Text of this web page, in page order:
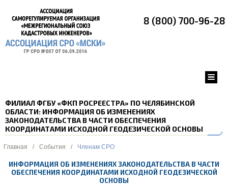
8 (800) 700-96-28
ФИЛИАЛ ФГБУ «ФКП РОСРЕЕСТРА» ПО ЧЕЛЯБИНСКОЙ
ОБЛАСТИ: ИНФОРМАЦИЯ ОБ ИЗМЕНЕНИЯХ
ЗАКОНОДАТЕЛЬСТВА В ЧАСТИ ОБЕСПЕЧЕНИЯ
КООРДИНАТАМИ ИСХОДНОЙ ГЕОДЕЗИЧЕСКОЙ ОСНОВЫ
Главная / События / Членам СРО
ИНФОРМАЦИЯ ОБ ИЗМЕНЕНИЯХ ЗАКОНОДАТЕЛЬСТВА В ЧАСТИ
ОБЕСПЕЧЕНИЯ КООРДИНАТАМИ ИСХОДНОЙ ГЕОДЕЗИЧЕСКОЙ
ОСНОВЫ